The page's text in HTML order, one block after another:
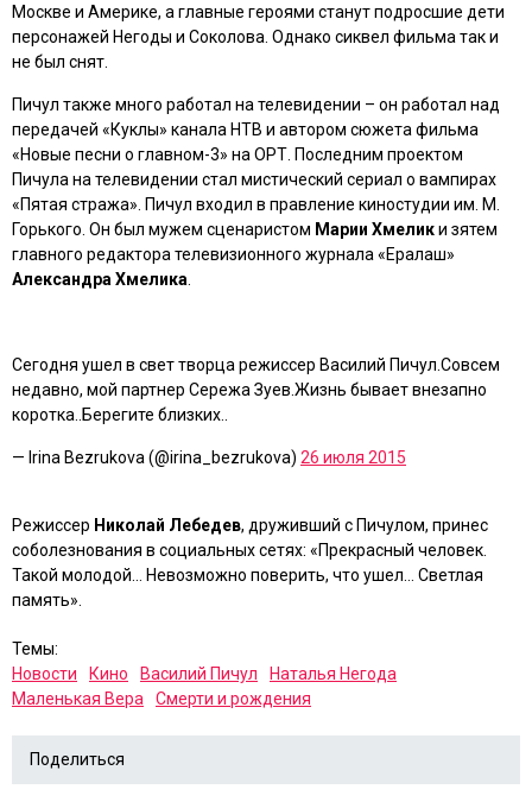
Москве и Америке, а главные героями станут подросшие дети
персонажей Негоды и Соколова. Однако сиквел фильма так и
не был снят.
Пичул также много работал на телевидении – он работал над
передачей «Куклы» канала НТВ и автором сюжета фильма
«Новые песни о главном-3» на ОРТ. Последним проектом
Пичула на телевидении стал мистический сериал о вампирах
«Пятая стража». Пичул входил в правление киностудии им. М.
Горького. Он был мужем сценаристом Марии Хмелики зятем
главного редактора телевизионного журнала «Ералаш»
Александра Хмелика
Сегодня ушел в свет творца режиссер Василий Пичул.Совсем
недавно, мой партнер Сережа Зуев.Жизнь бывает внезапно
коротка..Берегите близких..
— Irina Bezrukova (@irina_bezrukova) 26 июля 2015
Режиссер Николай Лебедев, друживший с Пичулом, принес
соболезнования в социальных сетях: «Прекрасный человек.
Такой молодой… Невозможно поверить, что ушел… Светлая
память».
Темы:
Новости
Кино Василий Пичул
Наталья Негода
Маленькая Вера
Смерти и рождения
Поделиться